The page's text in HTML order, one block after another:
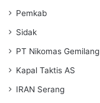
Pemkab
Sidak
PT Nikomas Gemilang
Kapal Taktis AS
IRAN Serang